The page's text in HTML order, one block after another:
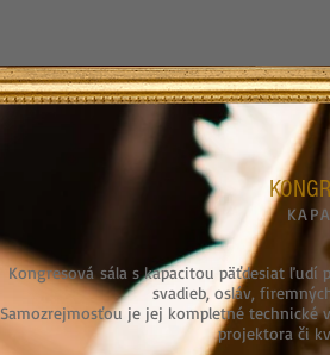
Kongresová sála s kapacitou päťdesiat ľudí
svadieb, osláv,
Samozrejmosťou je jej kompletné technické
projektora či